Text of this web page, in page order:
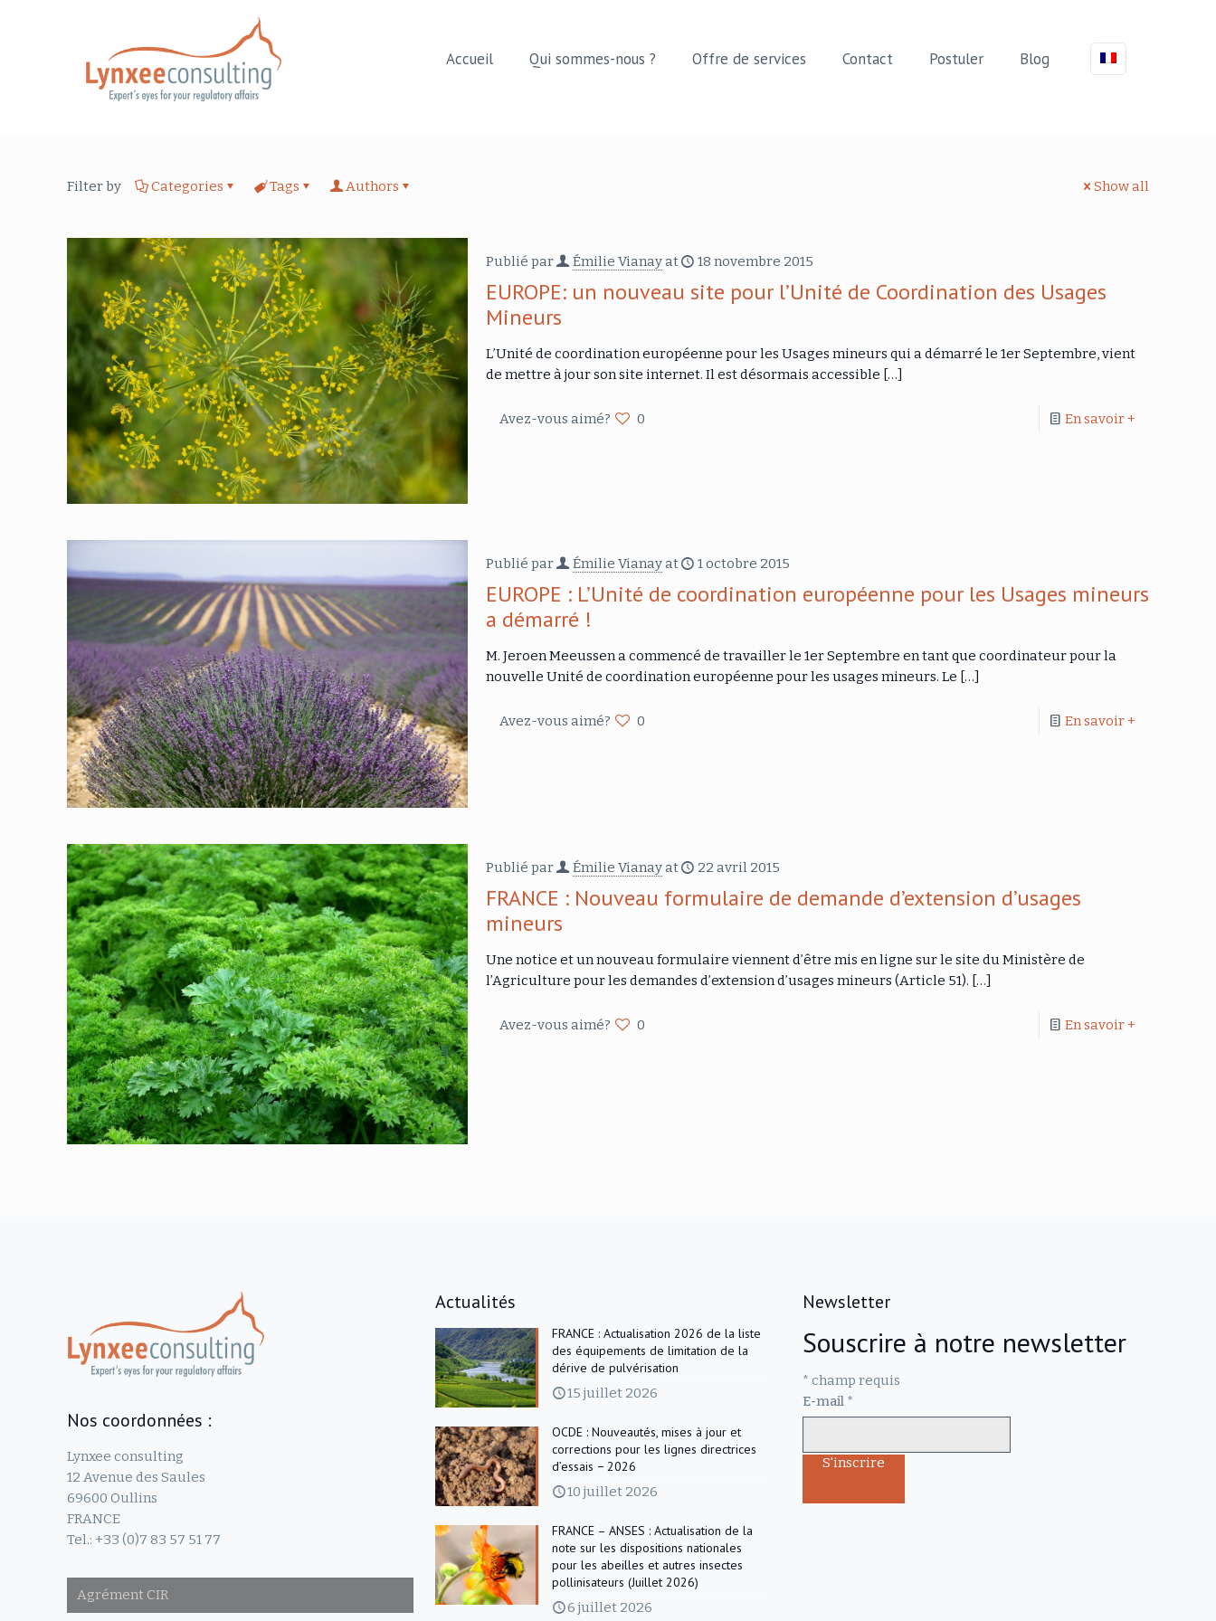
Accueil Qui sommes-nous ? Offre de services Contact Postuler Blog
Filter by Categories Tags Authors Show all
Publié par Émilie Vianay at 18 novembre 2015
EUROPE: un nouveau site pour l’Unité de Coordination des Usages
Mineurs
L’Unité de coordination européenne pour les Usages mineurs qui a démarré le 1er Septembre, vient
de mettre à jour son site internet. Il est désormais accessible […]
Avez-vous aimé? 0 En savoir +
Publié par Émilie Vianay at 1 octobre 2015
EUROPE : L’Unité de coordination européenne pour les Usages mineurs
a démarré !
M. Jeroen Meeussen a commencé de travailler le 1er Septembre en tant que coordinateur pour la
nouvelle Unité de coordination européenne pour les usages mineurs. Le […]
Avez-vous aimé? 0 En savoir +
Publié par Émilie Vianay at 22 avril 2015
FRANCE : Nouveau formulaire de demande d’extension d’usages
mineurs
Une notice et un nouveau formulaire viennent d’être mis en ligne sur le site du Ministère de
l’Agriculture pour les demandes d’extension d’usages mineurs (Article 51). […]
Avez-vous aimé? 0 En savoir +
Nos coordonnées :
Lynxee consulting
12 Avenue des Saules
69600 Oullins
FRANCE
Tel.: +33 (0)7 83 57 51 77
Agrément CIR
Actualités
FRANCE : Actualisation 2026 de la liste
des équipements de limitation de la
dérive de pulvérisation
15 juillet 2026
OCDE : Nouveautés, mises à jour et
corrections pour les lignes directrices
d’essais − 2026
10 juillet 2026
FRANCE – ANSES : Actualisation de la
note sur les dispositions nationales
pour les abeilles et autres insectes
pollinisateurs (Juillet 2026)
6 juillet 2026
Newsletter
Souscrire à notre newsletter
* champ requis
E-mail *